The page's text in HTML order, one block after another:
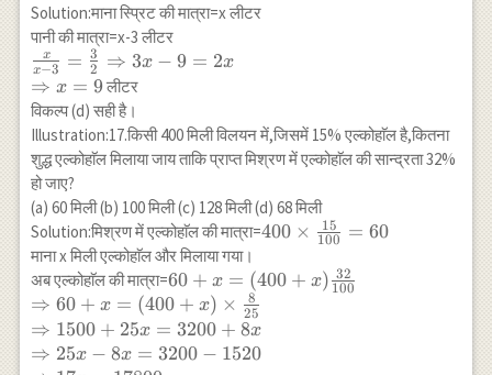
Solution:माना स्प्रिट की मात्रा=x लीटर
पानी की मात्रा=x-3 लीटर
\frac{x}{x-
3}=\frac{3}
{2}
\Rightarrow
3 x-9=2 x
\\
\Rightarrow
x=9
x−3
x = 2
3 ⇒ 3x − 9 = 2x
⇒ x = 9लीटर
विकल्प (d) सही है।
Illustration:17.किसी 400 मिली विलयन में,जिसमें 15% एल्कोहाॅल है,कितना
शुद्ध एल्कोहाॅल मिलाया जाय ताकि प्राप्त मिश्रण में एल्कोहाॅल की सान्द्रता 32%
हो जाए?
(a) 60 मिली (b) 100 मिली (c) 128 मिली (d) 68 मिली
Solution:मिश्रण में एल्कोहाॅल की मात्रा=400
\frac{15}
{100}=60
400 × 100
15 = 60
माना x मिली एल्कोहाॅल और मिलाया गया।
अब एल्कोहाॅल की मात्रा=60+x=
(400+x)
\frac{32}
{100} \\
60 + x = (400 + x) 100
32
⇒ 60 + x = (400 + x) × 25
8
⇒ 1500 + 25x = 3200 + 8x
⇒ 25x − 8x = 3200 − 1520